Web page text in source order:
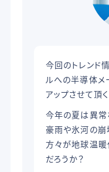
今回のトレンド
ルへの半導体メ
アップさせて頂く
今年の夏は異常
豪雨や氷河の崩
方々が地球温暖
だろうか？